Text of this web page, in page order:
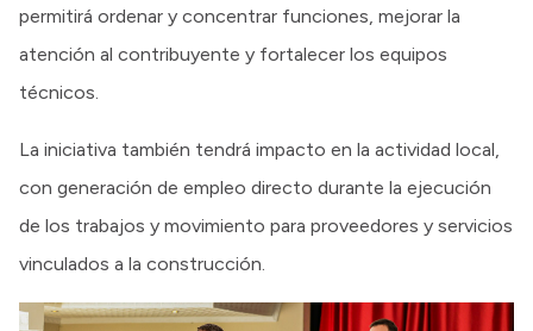
permitirá ordenar y concentrar funciones, mejorar la
atención al contribuyente y fortalecer los equipos
técnicos.
La iniciativa también tendrá impacto en la actividad local,
con generación de empleo directo durante la ejecución
de los trabajos y movimiento para proveedores y servicios
vinculados a la construcción.